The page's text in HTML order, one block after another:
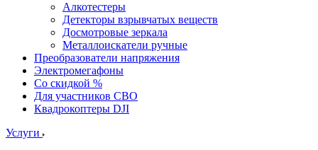
Алкотестеры
Детекторы взрывчатых веществ
Досмотровые зеркала
Металлоискатели ручные
Преобразователи напряжения
Электромегафоны
Со скидкой %
Для участников СВО
Квадрокоптеры DJI
Услуги